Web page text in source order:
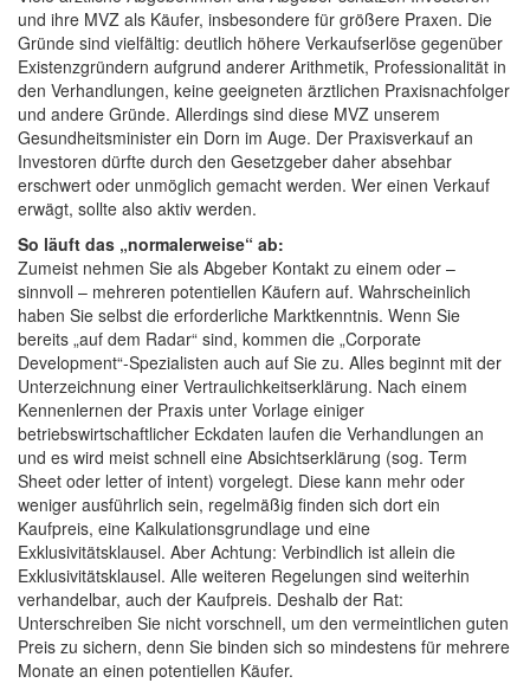
und ihre MVZ als Käufer, insbesondere für größere Praxen. Die
Gründe sind vielfältig: deutlich höhere Verkaufserlöse gegenüber
Existenzgründern aufgrund anderer Arithmetik, Professionalität in
den Verhandlungen, keine geeigneten ärztlichen Praxisnachfolger
und andere Gründe. Allerdings sind diese MVZ unserem
Gesundheitsminister ein Dorn im Auge. Der Praxisverkauf an
Investoren dürfte durch den Gesetzgeber daher absehbar
erschwert oder unmöglich gemacht werden. Wer einen Verkauf
erwägt, sollte also aktiv werden.
So läuft das „normalerweise“ ab:
Zumeist nehmen Sie als Abgeber Kontakt zu einem oder –
sinnvoll – mehreren potentiellen Käufern auf. Wahrscheinlich
haben Sie selbst die erforderliche Marktkenntnis. Wenn Sie
bereits „auf dem Radar“ sind, kommen die „Corporate
Development“-Spezialisten auch auf Sie zu. Alles beginnt mit der
Unterzeichnung einer Vertraulichkeitserklärung. Nach einem
Kennenlernen der Praxis unter Vorlage einiger
betriebswirtschaftlicher Eckdaten laufen die Verhandlungen an
und es wird meist schnell eine Absichtserklärung (sog. Term
Sheet oder letter of intent) vorgelegt. Diese kann mehr oder
weniger ausführlich sein, regelmäßig finden sich dort ein
Kaufpreis, eine Kalkulationsgrundlage und eine
Exklusivitätsklausel. Aber Achtung: Verbindlich ist allein die
Exklusivitätsklausel. Alle weiteren Regelungen sind weiterhin
verhandelbar, auch der Kaufpreis. Deshalb der Rat:
Unterschreiben Sie nicht vorschnell, um den vermeintlichen guten
Preis zu sichern, denn Sie binden sich so mindestens für mehrere
Monate an einen potentiellen Käufer.